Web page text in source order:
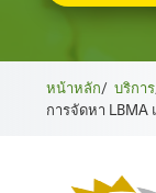
หน้าหลัก/ บริการ
การจัดหา LBMA